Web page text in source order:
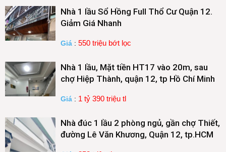
Nhà 1 lầu Sổ Hồng Full Thổ Cư Quận 12.
Giảm Giá Nhanh
Giá : 550 triệu bớt lọc
Nhà 1 lầu, Mặt tiền HT17 vào 20m, sau
chợ Hiệp Thành, quận 12, tp Hồ Chí Minh
Giá : 1 tỷ 390 triệu tl
Nhà đúc 1 lầu 2 phòng ngủ, gần chợ Thiết,
đường Lê Văn Khương, Quận 12, tp.HCM